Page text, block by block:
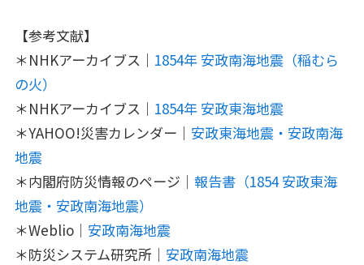
【参考文献】
＊NHKアーカイブス｜ 1854年 安政南海地震（稲むら
の火）
＊NHKアーカイブス｜ 1854年 安政東海地震
＊YAHOO!災害カレンダー｜ 安政東海地震・安政南海
地震
＊内閣府防災情報のページ｜ 報告書（1854 安政東海
地震・安政南海地震）
＊Weblio｜ 安政南海地震
＊防災システム研究所｜ 安政南海地震